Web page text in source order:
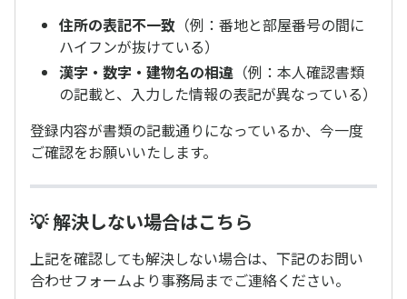
住所の表記不一致 （例：番地と部屋番号の間に
ハイフンが抜けている）
漢字・数字・建物名の相違 （例：本人確認書類
の記載と、入力した情報の表記が異なっている）
登録内容が書類の記載通りになっているか、今一度
ご確認をお願いいたします。
💡 解決しない場合はこちら
上記を確認しても解決しない場合は、下記のお問い
合わせフォームより事務局までご連絡ください。